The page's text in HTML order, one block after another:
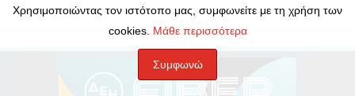
Τέλος
Χρησιμοποιώντας τον ιστότοπο μας, συμφωνείτε με τη χρήση των
cookies. Μάθε περισσότερα
Συμφωνώ